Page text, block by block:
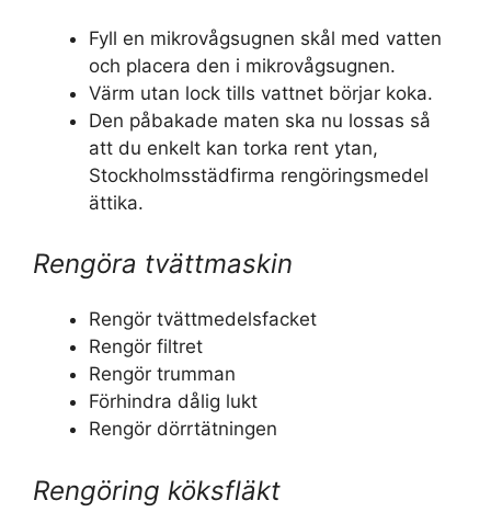
Fyll en mikrovågsugnen skål med vatten
och placera den i mikrovågsugnen.
Värm utan lock tills vattnet börjar koka.
Den påbakade maten ska nu lossas så
att du enkelt kan torka rent ytan,
Stockholmsstädfirma rengöringsmedel
ättika.
Rengöra tvättmaskin
Rengör tvättmedelsfacket
Rengör filtret
Rengör trumman
Förhindra dålig lukt
Rengör dörrtätningen
Rengöring köksfläkt